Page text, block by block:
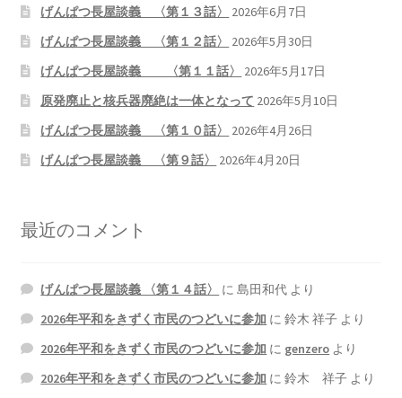
げんぱつ長屋談義 〈第１３話〉
2026年6月7日
げんぱつ長屋談義 〈第１２話〉
2026年5月30日
げんぱつ長屋談義 〈第１１話〉
2026年5月17日
原発廃止と核兵器廃絶は一体となって 2026年5月10日
げんぱつ長屋談義 〈第１０話〉
2026年4月26日
げんぱつ長屋談義 〈第９話〉
2026年4月20日
最近のコメント
げんぱつ長屋談義 〈第１４話〉 に島田和代 より
2026年平和をきずく市民のつどいに参加 に鈴木 祥子 より
2026年平和をきずく市民のつどいに参加 に genzero より
2026年平和をきずく市民のつどいに参加 に鈴木 祥子 より